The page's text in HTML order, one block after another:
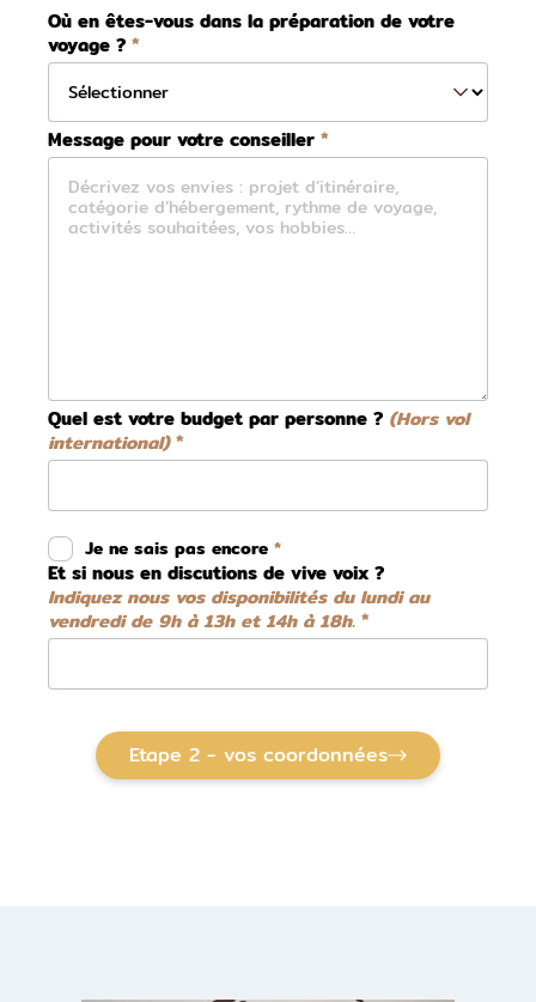
Où en êtes-vous dans la préparation de votre
voyage ?
Message pour votre conseiller
Quel est votre budget par personne ? (Hors vol
international)
Je ne sais pas encore
Et si nous en discutions de vive voix ?
Indiquez nous vos disponibilités du lundi au
vendredi de 9h à 13h et 14h à 18h.
Etape 2 - vos coordonnées